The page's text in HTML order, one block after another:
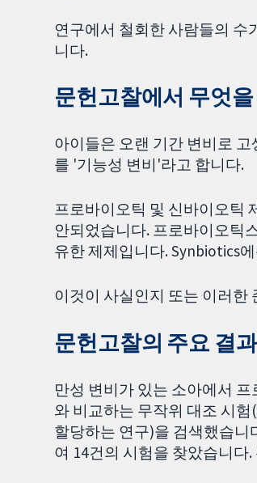
연구에서 철회한 사람들의 수
니다.
문헌고찰에서 무엇
아이들은 오랜 기간 변비로
를 '기능성 변비'라고 합니다.
프로바이오틱 및 신바이오틱
안되었습니다. 프로바이오틱
유한 제제입니다. Synbiotics
이것이 사실인지 또는 이러한
문헌고찰의 주요 결
만성 변비가 있는 소아에서
와 비교하는 무작위 대조 시
할당하는 연구)을 검색했습니
여 14건의 시험을 찾았습니다